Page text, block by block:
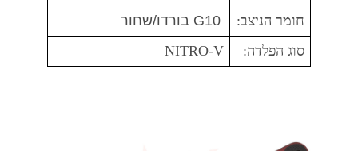
חומר הניצב:
G10 בורדו/שחור
סוג הפלדה:
NITRO-V